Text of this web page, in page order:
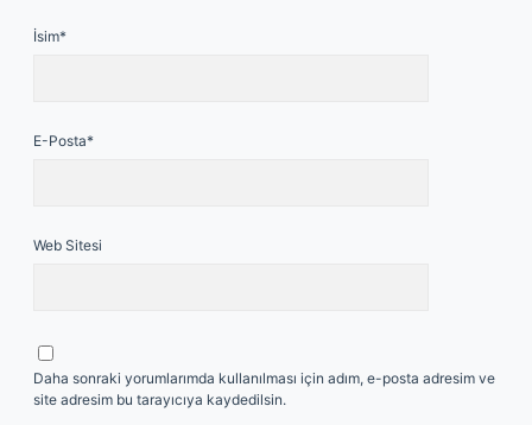
İsim*
E-Posta*
Web Sitesi
Daha sonraki yorumlarımda kullanılması için adım, e-posta adresim ve
site adresim bu tarayıcıya kaydedilsin.